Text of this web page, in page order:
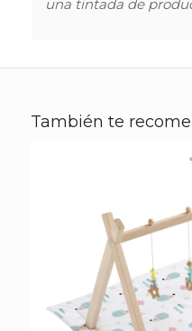
una tintada de
También te